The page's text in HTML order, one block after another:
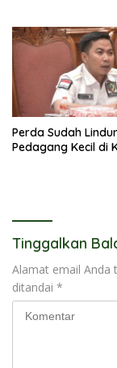
Perda Sudah
Pedagang Kecil di
Tinggalkan
Alamat email Anda
ditandai *